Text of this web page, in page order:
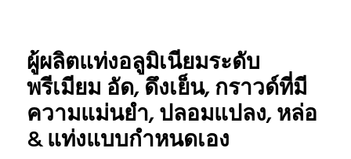
ผู้ผลิตแท่งอลูมิเนียมระดับ
พรีเมียม อัด, ดึงเย็น, กราวด์ที่มี
ความแม่นยํา, ปลอมแปลง, หล่อ
& แท่งแบบกําหนดเอง